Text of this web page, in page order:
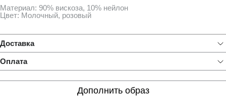
Материал: 90% вискоза, 10% нейлон
Цвет: Молочный, розовый
Доставка
Оплата
Дополнить образ